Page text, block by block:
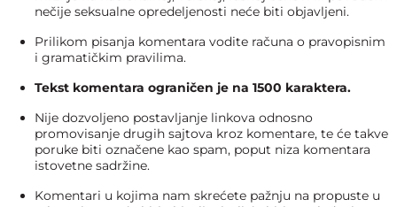
nečije seksualne opredeljenosti neće biti objavljeni.
Prilikom pisanja komentara vodite računa o pravopisnim
i gramatičkim pravilima.
Tekst komentara ograničen je na 1500 karaktera.
Nije dozvoljeno postavljanje linkova odnosno
promovisanje drugih sajtova kroz komentare, te će takve
poruke biti označene kao spam, poput niza komentara
istovetne sadržine.
Komentari u kojima nam skrećete pažnju na propuste u